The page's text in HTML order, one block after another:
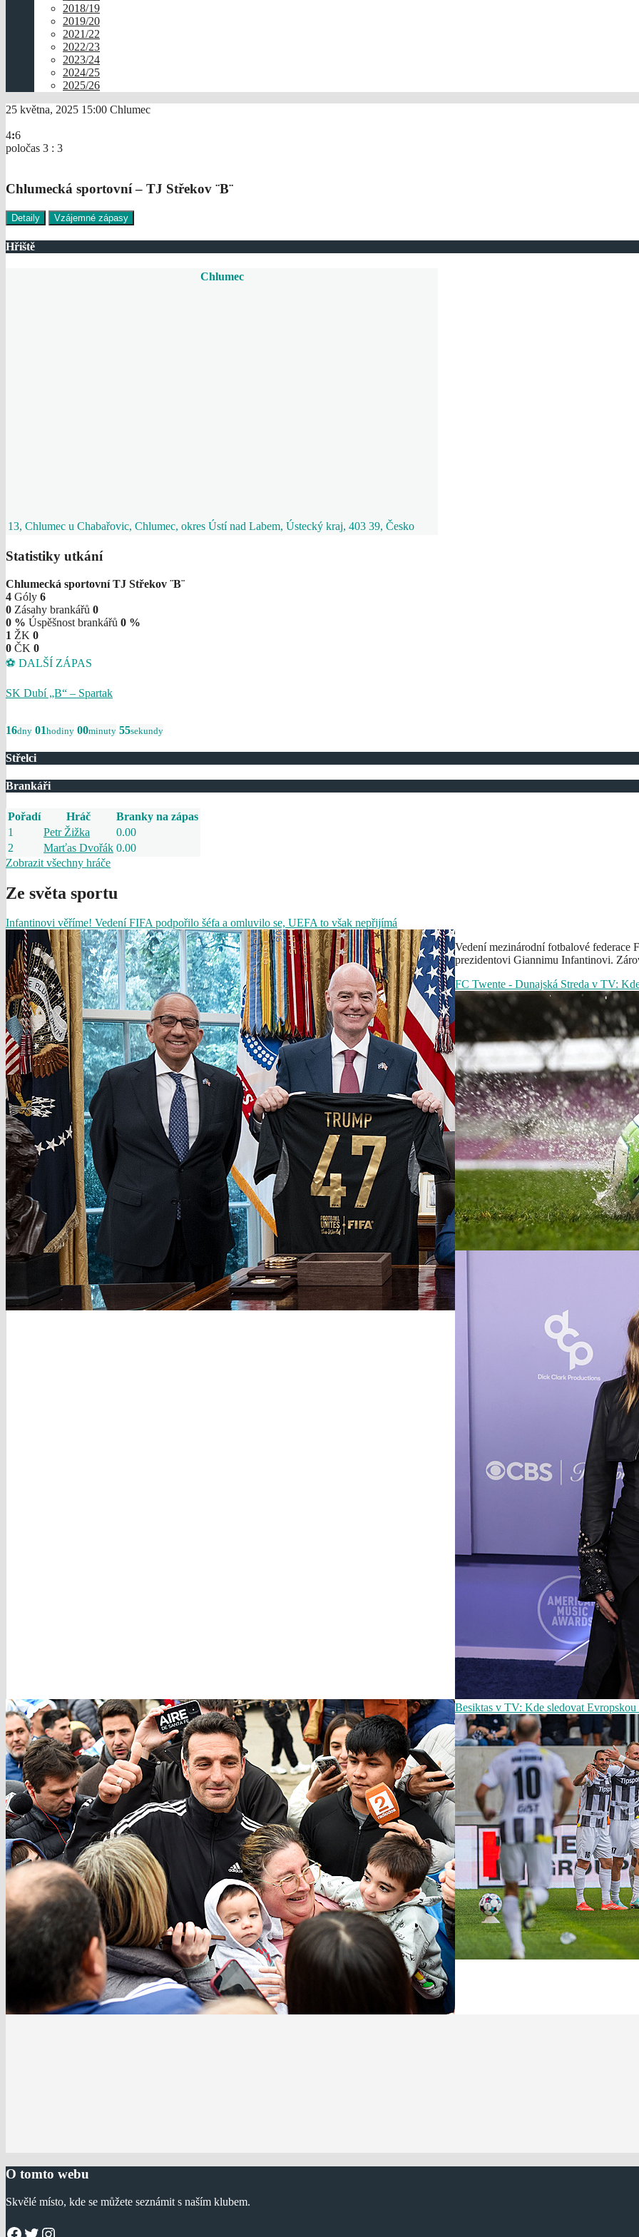
2018/19
2019/20
2021/22
2022/23
2023/24
2024/25
2025/26
25 května, 2025 15:00 Chlumec
4:6
poločas 3 : 3
Chlumecká sportovní – TJ Střekov ¨B¨
Detaily Vzájemné zápasy
Hřiště
Chlumec
13, Chlumec u Chabařovic, Chlumec, okres Ústí nad Labem, Ústecký kraj, 403 39, Česko
Statistiky utkání
Chlumecká sportovní TJ Střekov ¨B¨
4 Góly 6
0 Zásahy brankářů 0
0 % Úspěšnost brankářů 0 %
1 ŽK 0
0 ČK 0
⚽ DALŠÍ ZÁPAS
SK Dubí „B“ – Spartak
16dny 01hodiny 00minuty 55sekundy
Střelci
Brankáři
Pořadí Hráč
Branky na zápas
1
Petr Žižka
0.00
2
Marťas Dvořák 0.00
Zobrazit všechny hráče
Ze světa sportu
Infantinovi věříme! Vedení FIFA podpořilo šéfa a omluvilo se, UEFA to však nepřijímá
Vedení mezinárodní fotbalové federace
prezidentovi Giannimu Infantinovi.
FC Twente - Dunajská Streda v TV:
Besiktas v TV: Kde sledovat
O tomto webu
Skvělé místo, kde se můžete seznámit s naším klubem.
Facebook
Twitter
Instagram